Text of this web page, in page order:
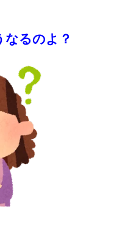
なるのよ？